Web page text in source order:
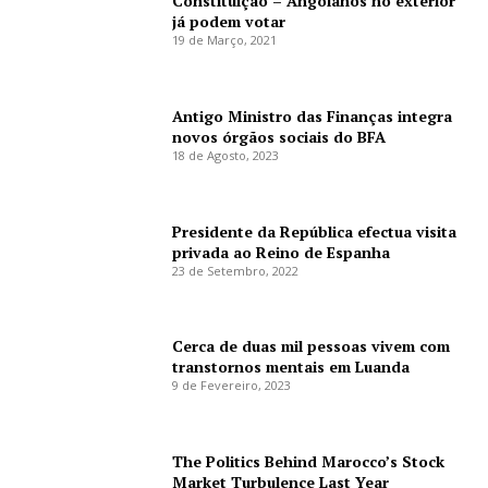
já podem votar
19 de Março, 2021
Antigo Ministro das Finanças integra
novos órgãos sociais do BFA
18 de Agosto, 2023
Presidente da República efectua visita
privada ao Reino de Espanha
23 de Setembro, 2022
Cerca de duas mil pessoas vivem com
transtornos mentais em Luanda
9 de Fevereiro, 2023
The Politics Behind Marocco’s Stock
Market Turbulence Last Year